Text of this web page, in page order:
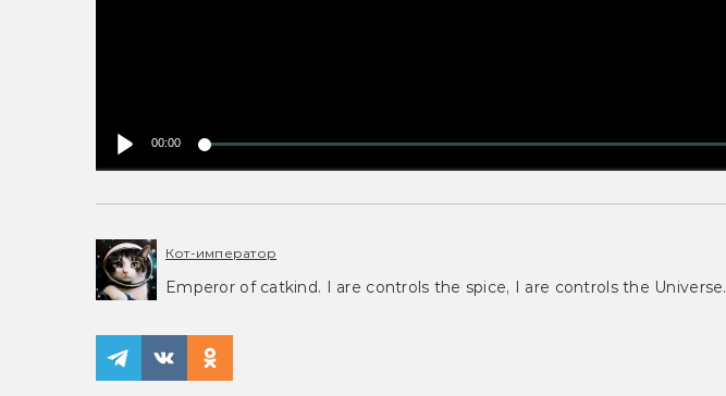
00:00
Кот-император
Emperor of catkind. I are controls the spice, I are controls the Universe.